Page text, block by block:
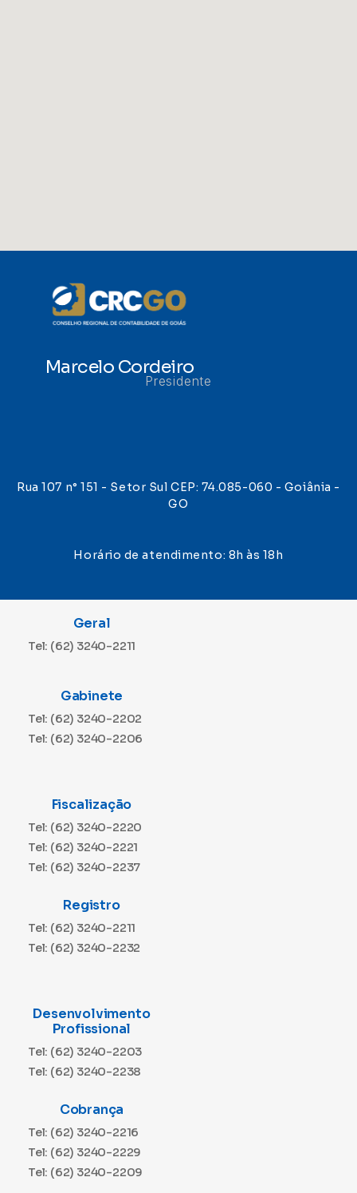
Marcelo Cordeiro
Presidente
Rua 107 n° 151 - Setor Sul CEP: 74.085-060 - Goiânia -
GO
Horário de atendimento: 8h às 18h
Geral
Tel: (62) 3240-2211
Gabinete
Tel: (62) 3240-2202
Tel: (62) 3240-2206
Fiscalização
Tel: (62) 3240-2220
Tel: (62) 3240-2221
Tel: (62) 3240-2237
Registro
Tel: (62) 3240-2211
Tel: (62) 3240-2232
Desenvolvimento
Profissional
Tel: (62) 3240-2203
Tel: (62) 3240-2238
Cobrança
Tel: (62) 3240-2216
Tel: (62) 3240-2229
Tel: (62) 3240-2209